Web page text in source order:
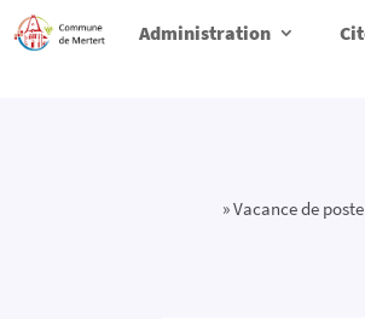
Administration
»Vacance de